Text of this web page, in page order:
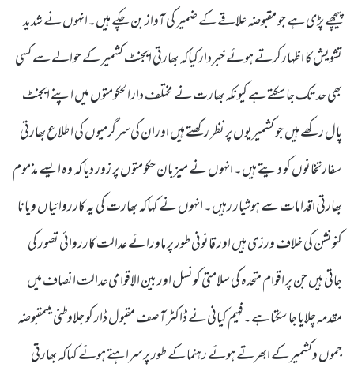
پیچھے پڑی ہے جو مقبوضہ علاقے کے ضمیر کی آواز بن چکے ہیں۔انہوں نے شدید
تشویش کا اظہارکرتے ہوئے خبردارکیاکہ بھارتی ایجنٹ کشمیر کے حوالے سے کسی
بھی حد تک جاسکتے ہے کیونکہ بھارت نے مختلف دارالحکومتوں میں اپنے ایجنٹ
پال رکھے ہیں جو کشمیریوں پر نظر رکھتے ہیں اوران کی سرگرمیوں کی اطلاع بھارتی
سفارتخانوں کو دیتے ہیں۔ انہوں نے میزبان حکومتوں پر زور دیا کہ وہ ایسے مذموم
بھارتی اقدامات سے ہوشیار رہیں۔ انہوں نے کہاکہ بھارت کی یہ کارروائیاں ویانا
کنونشن کی خلاف ورزی ہیں اور قانونی طور پر ماورائے عدالت کارروائی تصور کی
جاتی ہیں جن پر اقوام متحدہ کی سلامتی کونسل اور بین الاقوامی عدالت انصاف میں
مقدمہ چلایا جا سکتا ہے۔فہیم کیانی نے ڈاکٹر آصف مقبول ڈار کو جلاوطنی میںمقبوضہ
جموں وکشمیر کے ابھرتے ہوئے رہنما کے طور پر سراہتے ہوئے کہاکہ بھارتی